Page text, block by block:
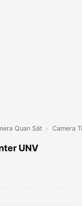
Quan Sát › Camera
UNV